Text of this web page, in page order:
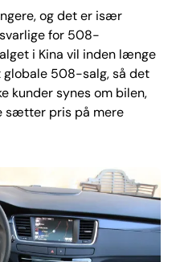
og det er især
for 508-
i Kina vil inden længe
globale 508-salg, så det
kunder synes om bilen,
sætter pris på mere